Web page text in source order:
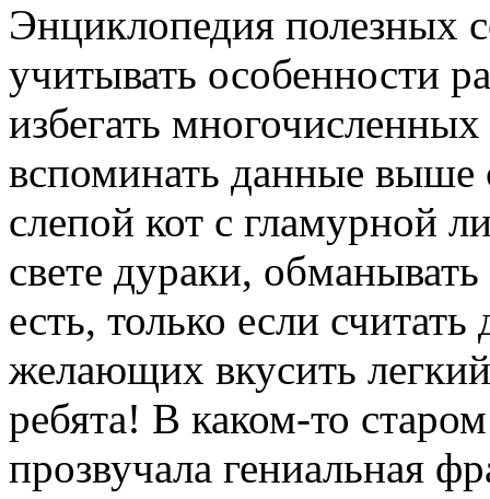
Энциклопедия полезных
учитывать особенности
избегать
вспоминать данные выше
слепой кот с гламурной
свете дураки,
есть, только если
желающих вкусить
ребята! В каком-то
прозвучала гениальная